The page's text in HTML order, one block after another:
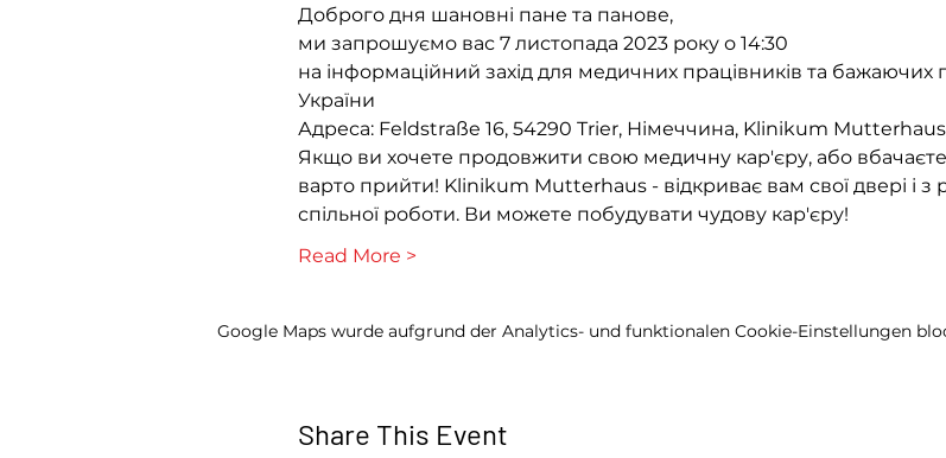
Доброго дня шановні пане та панове,
ми запрошуємо вас 7 листопада 2023 року о 14:30
на інформаційний захід для медичних працівників та
України
Адреса: Feldstraße 16, 54290 Trier, Німеччина, Klinikum
Якщо ви хочете продовжити свою медичну кар'єру, або
варто прийти! Klinikum Mutterhaus - відкриває вам свої двері і з
спільної роботи. Ви можете побудувати чудову кар'єру!
Read More >
Google Maps wurde aufgrund der Analytics- und funktionalen Cookie-Einstellungen
Share This Event